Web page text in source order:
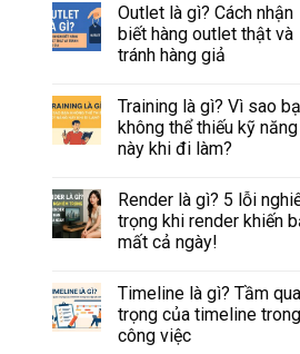
Outlet là gì? Cách nhận
biết hàng outlet thật và
tránh hàng giả
Training là gì? Vì sao
không thể thiếu kỹ năng
này khi đi làm?
Render là gì? 5 lỗi
trọng khi render khiến
mất cả ngày!
Timeline là gì? Tầm
trọng của timeline trong
công việc